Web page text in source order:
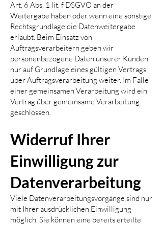
Art. 6 Abs. 1 lit. f DSGVO an der
Weitergabe haben oder wenn eine sonstige
Rechtsgrundlage die Datenweitergabe
erlaubt. Beim Einsatz von
Auftragsverarbeitern geben wir
personenbezogene Daten unserer Kunden
nur auf Grundlage eines gültigen Vertrags
über Auftragsverarbeitung weiter. Im Falle
einer gemeinsamen Verarbeitung wird ein
Vertrag über gemeinsame Verarbeitung
geschlossen.
Widerruf Ihrer
Einwilligung zur
Datenverarbeitung
Viele Datenverarbeitungsvorgänge sind nur
mit Ihrer ausdrücklichen Einwilligung
möglich. Sie können eine bereits erteilte